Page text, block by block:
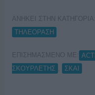
ΑΝΗΚΕΙ ΣΤΗΝ ΚΑΤΗΓΟΡΙΑ:
ΤΗΛΕΟΡΑΣΗ
ΕΠΙΣΗΜΑΣΜΕΝΟ ΜΕ:
ΣΚΟΥΡΛΕΤΗΣ
ΣΚΑΙ